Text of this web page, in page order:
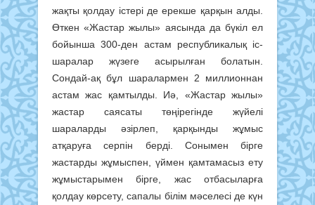
жақты қолдау істері де ерекше қарқын алды.
Өткен «Жастар жылы» аясында да бүкіл ел
бойынша 300-ден астам республикалық іс-
шаралар жүзеге асырылған болатын.
Сондай-ақ бұл шаралармен 2 миллионнан
астам жас қамтылды. Иә, «Жастар жылы»
жастар саясаты төңірегінде жүйелі
шараларды әзірлеп, қарқынды жұмыс
атқаруға серпін берді. Сонымен бірге
жастарды жұмыспен, үймен қамтамасыз ету
жұмыстарымен бірге, жас отбасыларға
қолдау көрсету, сапалы білім мәселесі де күн